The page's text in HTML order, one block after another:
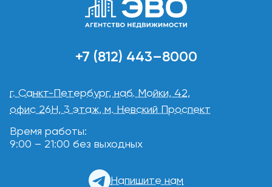
+7 (812) 443–8000
г. Санкт-Петербург, наб. Мойки, 42,
офис 26Н, 3 этаж, м. Невский Проспект
Время работы:
9:00 – 21:00 без выходных
Напишите нам